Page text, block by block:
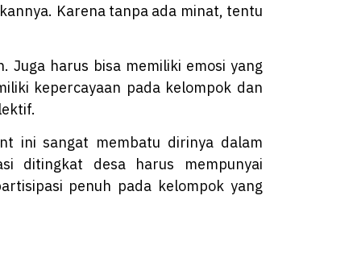
Karena tanpa ada minat, tentu
Juga harus bisa memiliki emosi yang
kepercayaan pada kelompok dan
ini sangat membatu dirinya dalam
ditingkat desa harus mempunyai
penuh pada kelompok yang